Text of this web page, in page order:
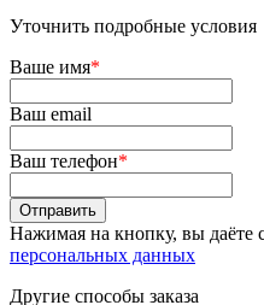
Уточнить подробные условия
Ваше имя*
Ваш email
Ваш телефон*
Нажимая на кнопку, вы даёте
персональных данных
Другие способы заказа